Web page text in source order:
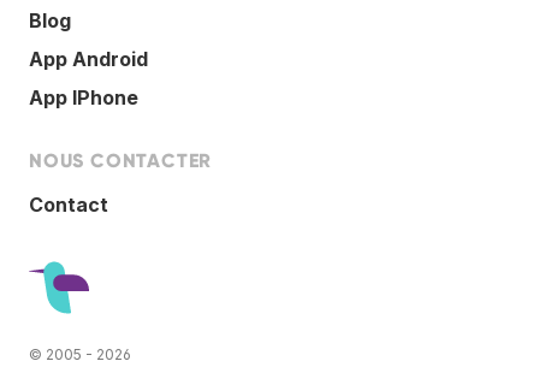
Blog
App Android
App IPhone
NOUS CONTACTER
Contact
© 2005 - 2026